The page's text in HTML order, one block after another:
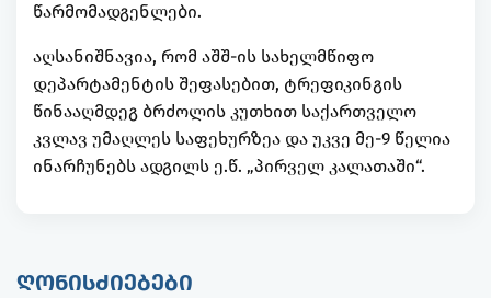
წარმომადგენლები.
აღსანიშნავია, რომ აშშ-ის სახელმწიფო
დეპარტამენტის შეფასებით, ტრეფიკინგის
წინააღმდეგ ბრძოლის კუთხით საქართველო
კვლავ უმაღლეს საფეხურზეა და უკვე მე-9 წელია
ინარჩუნებს ადგილს ე.წ. „პირველ კალათაში“.
ᲦᲝᲜᲘᲡᲫᲘᲔᲑᲔᲑᲘ